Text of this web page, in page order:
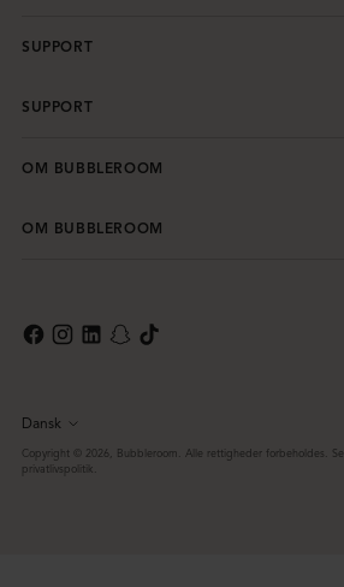
SUPPORT
SUPPORT
OM BUBBLEROOM
OM BUBBLEROOM
Sprog
Dansk
Copyright © 2026, Bubbleroom. Alle rettigheder forbeholdes.
privatlivspolitik.